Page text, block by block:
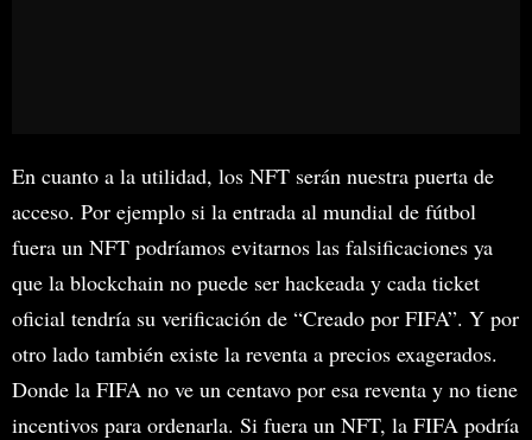
En cuanto a la utilidad, los NFT serán nuestra puerta de
acceso. Por ejemplo si la entrada al mundial de fútbol
fuera un NFT podríamos evitarnos las falsificaciones ya
que la blockchain no puede ser hackeada y cada ticket
oficial tendría su verificación de “Creado por FIFA”. Y por
otro lado también existe la reventa a precios exagerados.
Donde la FIFA no ve un centavo por esa reventa y no tiene
incentivos para ordenarla. Si fuera un NFT, la FIFA podría